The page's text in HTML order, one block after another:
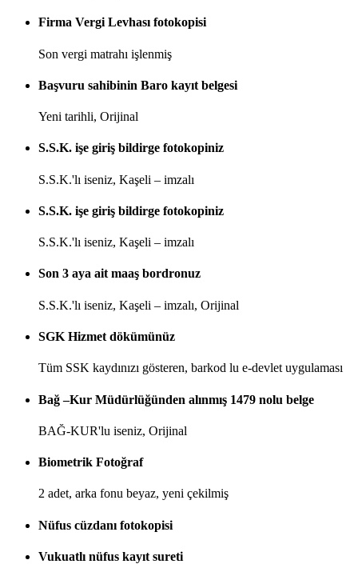
Firma Vergi Levhası fotokopisi
Son vergi matrahı işlenmiş
Başvuru sahibinin Baro kayıt belgesi
Yeni tarihli, Orijinal
S.S.K. işe giriş bildirge fotokopiniz
S.S.K.'lı iseniz, Kaşeli – imzalı
S.S.K. işe giriş bildirge fotokopiniz
S.S.K.'lı iseniz, Kaşeli – imzalı
Son 3 aya ait maaş bordronuz
S.S.K.'lı iseniz, Kaşeli – imzalı, Orijinal
SGK Hizmet dökümünüz
Tüm SSK kaydınızı gösteren, barkod lu e-devlet uygulaması
Bağ –Kur Müdürlüğünden alınmış 1479 nolu belge
BAĞ-KUR'lu iseniz, Orijinal
Biometrik Fotoğraf
2 adet, arka fonu beyaz, yeni çekilmiş
Nüfus cüzdanı fotokopisi
Vukuatlı nüfus kayıt sureti